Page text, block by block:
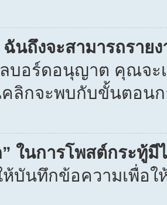
ฉันถึงจะสามารถรา
บอร์ดอนุญาต คุณจะเ
ลิกจะพบกับขั้นตอนก
ในการโพสต์กระทู้มี
บันทึกข้อความเพื่อใ